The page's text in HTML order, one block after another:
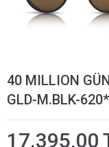
40 MILLION
GLD-M.BLK-
17.395,00